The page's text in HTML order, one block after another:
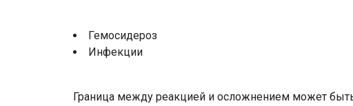
Гемосидероз
Инфекции
Граница между реакцией и осложнением может